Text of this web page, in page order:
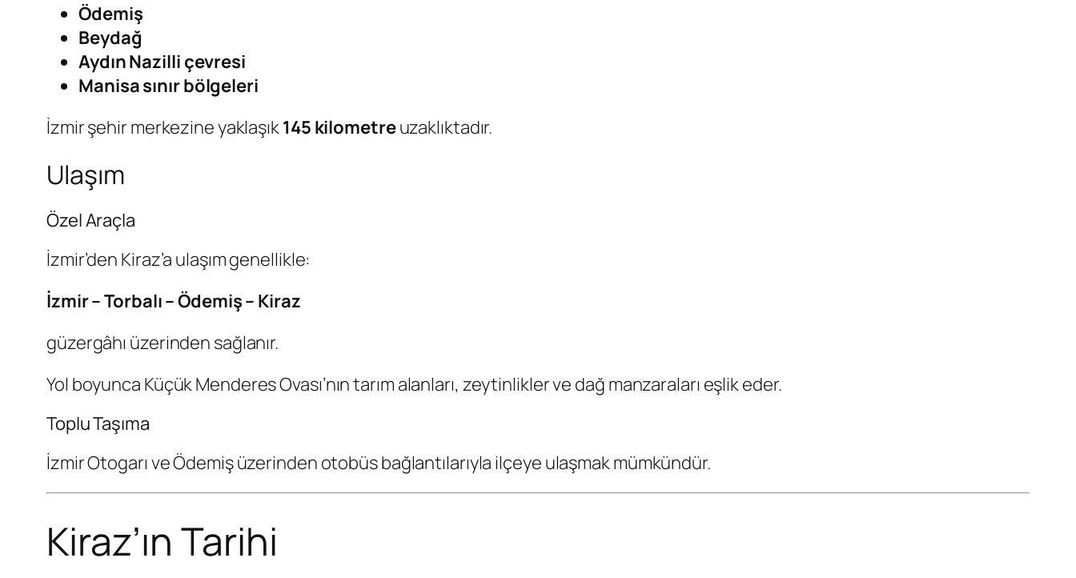
Ödemiş
Beydağ
Aydın Nazilli çevresi
Manisa sınır bölgeleri
İzmir şehir merkezine yaklaşık145 kilometreuzaklıktadır.
Ulaşım
Özel Araçla
İzmir’den Kiraz’a ulaşım genellikle:
İzmir – Torbalı – Ödemiş – Kiraz
güzergâhı üzerinden sağlanır.
Yol boyunca Küçük Menderes Ovası’nın tarım alanları, zeytinlikler ve dağ manzaraları eşlik eder.
Toplu Taşıma
İzmir Otogarı ve Ödemiş üzerinden otobüs bağlantılarıyla ilçeye ulaşmak mümkündür.
Kiraz’ın Tarihi